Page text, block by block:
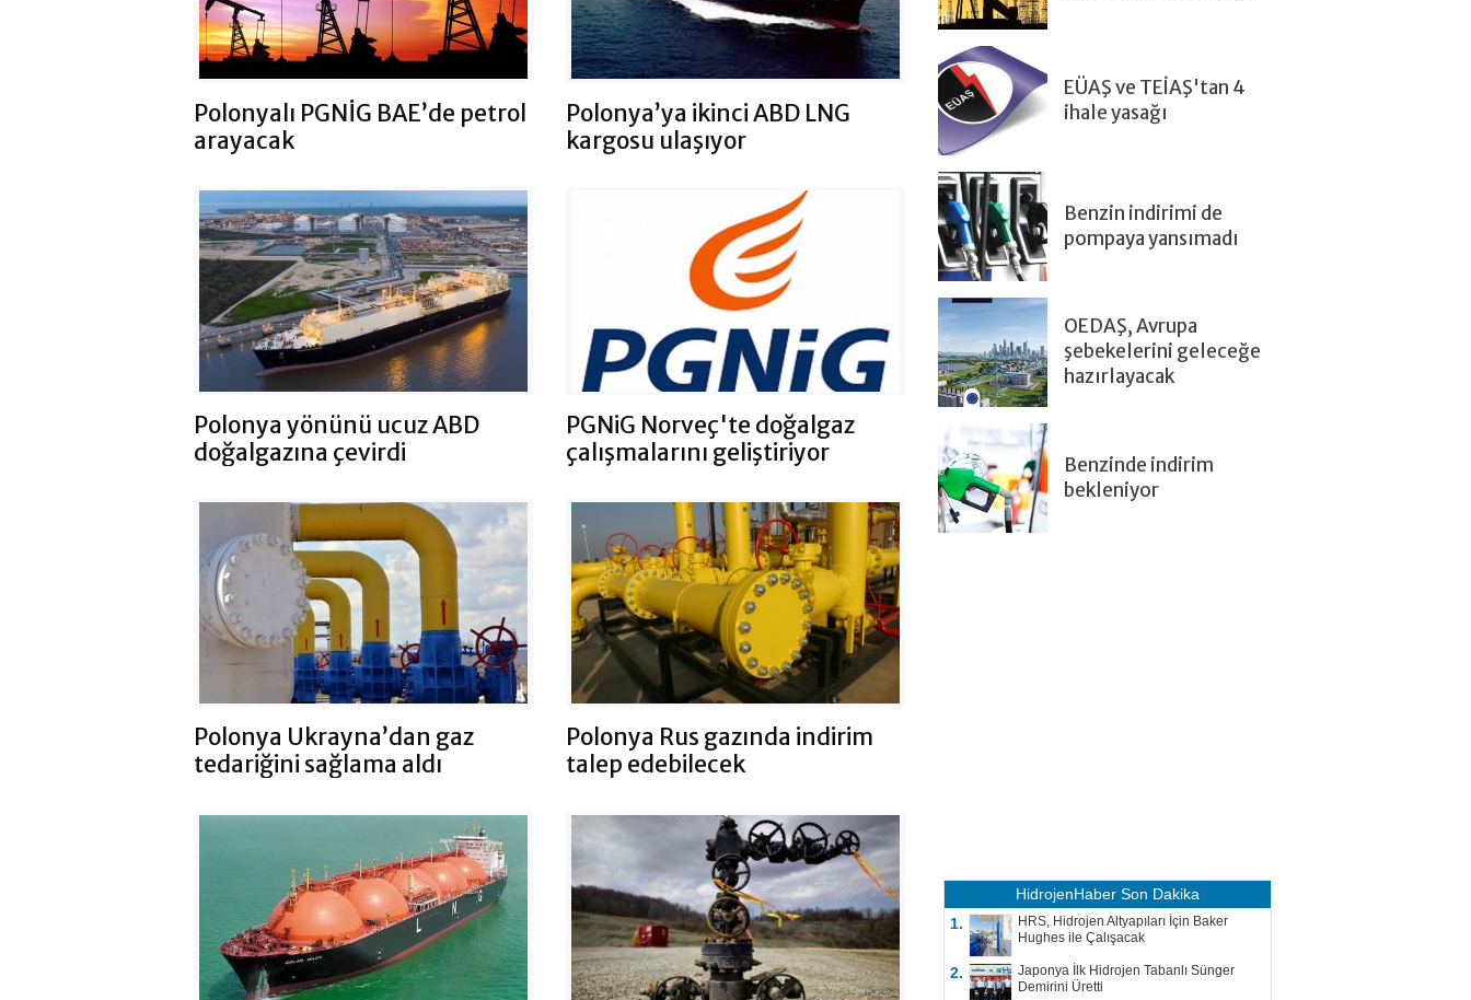
Polonyalı PGNİG BAE’de petrol
arayacak
Polonya’ya ikinci ABD LNG
kargosu ulaşıyor
Polonya yönünü ucuz ABD
doğalgazına çevirdi
PGNiG Norveç'te doğalgaz
çalışmalarını geliştiriyor
Polonya Ukrayna’dan gaz
tedariğini sağlama aldı
Polonya Rus gazında indirim
talep edebilecek
EÜAŞ ve TEİAŞ'tan 4
ihale yasağı
Benzin indirimi de
pompaya yansımadı
OEDAŞ, Avrupa
şebekelerini geleceğe
hazırlayacak
Benzinde indirim
bekleniyor
HidrojenHaber Son Dakika
1.
HRS, Hidrojen Altyapıları İçin Baker
Hughes ile Çalışacak
2.
Japonya İlk Hidrojen Tabanlı Sünger
Demirini Üretti